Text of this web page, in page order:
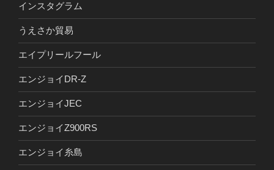
インスタグラム
うえさか貿易
エイプリールフール
エンジョイDR-Z
エンジョイJEC
エンジョイZ900RS
エンジョイ糸島